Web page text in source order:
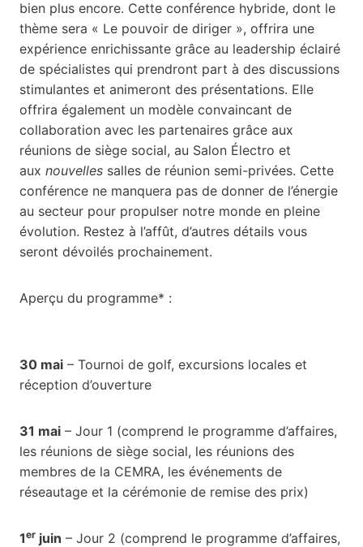
bien plus encore. Cette conférence hybride, dont le
thème sera « Le pouvoir de diriger », offrira une
expérience enrichissante grâce au leadership éclairé
de spécialistes qui prendront part à des discussions
stimulantes et animeront des présentations. Elle
offrira également un modèle convaincant de
collaboration avec les partenaires grâce aux
réunions de siège social, au Salon Électro et
aux nouvelles salles de réunion semi-privées. Cette
conférence ne manquera pas de donner de l’énergie
au secteur pour propulser notre monde en pleine
évolution. Restez à l’affût, d’autres détails vous
seront dévoilés prochainement.
Aperçu du programme* :
30 mai – Tournoi de golf, excursions locales et
réception d’ouverture
31 mai – Jour 1 (comprend le programme d’affaires,
les réunions de siège social, les réunions des
membres de la CEMRA, les événements de
réseautage et la cérémonie de remise des prix)
1er juin – Jour 2 (comprend le programme d’affaires,